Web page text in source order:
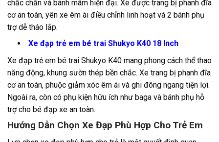
chắc chắn và bánh mâm hiện đại. Xe được trang bị phanh đĩa
cơ an toàn, yên xe êm ái điều chỉnh linh hoạt và 2 bánh phụ
trợ dễ tháo lắp.
Xe đạp trẻ em bé trai Shukyo K40 18 Inch
Xe đạp trẻ em bé trai Shukyo K40 mang phong cách thể thao
năng động, khung sườn thép bền chắc. Xe trang bị phanh đĩa
cơ an toàn, phuộc giảm xóc êm ái và ghi đông ngang tiện lợi.
Ngoài ra, còn có phụ kiện hữu ích như baga và bánh phụ hỗ
trợ cho bé đạp xe an toàn.
Hướng Dẫn Chọn Xe Đạp Phù Hợp Cho Trẻ Em